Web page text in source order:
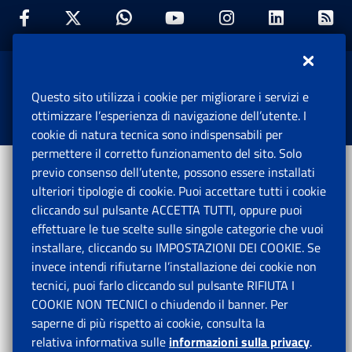
Facebook: Apre una nuova finestra
Twitter: Apre una nuova finestra
Whatsapp: Apre una nuova
Youtube: Apre una
Instagram:
Istituto Nazionale Previdenza Sociale.
Tutti i diritti riservati.
Questo sito utilizza i cookie per migliorare i servizi e
ottimizzare l’esperienza di navigazione dell’utente. I
cookie di natura tecnica sono indispensabili per
permettere il corretto funzionamento del sito. Solo
previo consenso dell’utente, possono essere installati
ulteriori tipologie di cookie. Puoi accettare tutti i cookie
cliccando sul pulsante ACCETTA TUTTI, oppure puoi
effettuare le tue scelte sulle singole categorie che vuoi
installare, cliccando su IMPOSTAZIONI DEI COOKIE. Se
invece intendi rifiutarne l’installazione dei cookie non
tecnici, puoi farlo cliccando sul pulsante RIFIUTA I
COOKIE NON TECNICI o chiudendo il banner. Per
saperne di più rispetto ai cookie, consulta la
relativa informativa sulle informazioni sulla privacy.